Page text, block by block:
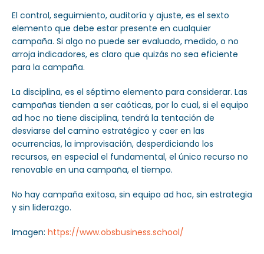
El control, seguimiento, auditoría y ajuste, es el sexto
elemento que debe estar presente en cualquier
campaña. Si algo no puede ser evaluado, medido, o no
arroja indicadores, es claro que quizás no sea eficiente
para la campaña.
La disciplina, es el séptimo elemento para considerar. Las
campañas tienden a ser caóticas, por lo cual, si el equipo
ad hoc no tiene disciplina, tendrá la tentación de
desviarse del camino estratégico y caer en las
ocurrencias, la improvisación, desperdiciando los
recursos, en especial el fundamental, el único recurso no
renovable en una campaña, el tiempo.
No hay campaña exitosa, sin equipo ad hoc, sin estrategia
y sin liderazgo.
Imagen: https://www.obsbusiness.school/